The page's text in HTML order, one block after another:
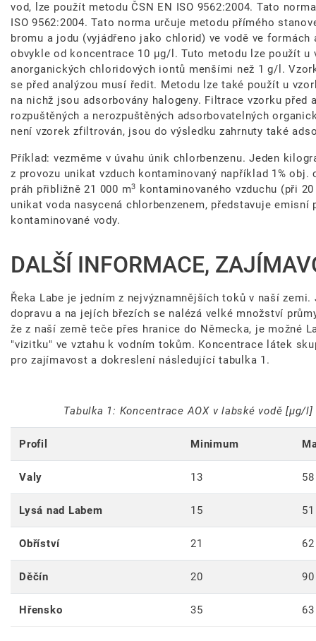
vod, lze použít metodu ČSN EN ISO 9562:2004. Tato
ISO 9562:2004. Tato norma určuje metodu přímého
bromu a jodu (vyjádřeno jako chlorid) ve vodě ve
obvykle od koncentrace 10 μg/l. Tuto metodu lze použít u
anorganických chloridových iontů menšími než 1 g/l.
se před analýzou musí ředit. Metodu lze také použít u
na nichž jsou adsorbovány halogeny. Filtrace vzorku před
rozpuštěných a nerozpuštěných adsorbovatelných
není vzorek zfiltrován, jsou do výsledku zahrnuty také
Příklad: vezměme v úvahu únik chlorbenzenu. Jeden
z provozu unikat vzduch kontaminovaný například 1% obj.
práh přibližně 21 000 m3
kontaminovaného vzduchu (při
unikat voda nasycená chlorbenzenem, představuje emisní
kontaminované vody.
DALŠÍ INFORMACE,
Řeka Labe je jedním z nejvýznamnějších toků v naší
dopravu a na jejích březích se nalézá velké množství
že z naší země teče přes hranice do Německa, je možné
"vizitku" ve vztahu k vodním tokům. Koncentrace látek
pro zajímavost a dokreslení následující tabulka 1.
Tabulka 1: Koncentrace AOX v labské vodě [µg/
Profil Minimum
Valy 13 58
Lysá nad Labem 15 51
Obříství 21 62
Děčín 20 90
Hřensko 35 63